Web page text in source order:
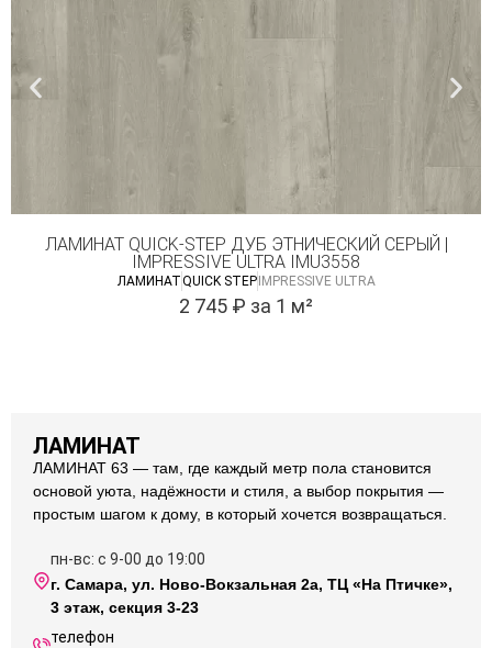
ЛАМИНАТ QUICK-STEP ДУБ ЭТНИЧЕСКИЙ СЕРЫЙ |
IMPRESSIVE ULTRA IMU3558
ЛАМИНАТQUICK STEPIMPRESSIVE ULTRA
2 745 ₽ за 1 м²
ЛАМИНАТ
ЛАМИНАТ 63 — там, где каждый метр пола становится
основой уюта, надёжности и стиля, а выбор покрытия —
простым шагом к дому, в который хочется возвращаться.
пн-вс: с 9-00 до 19:00
г. Самара, ул. Ново-Вокзальная 2а, ТЦ «На Птичке»,
3 этаж, секция 3-23
телефон